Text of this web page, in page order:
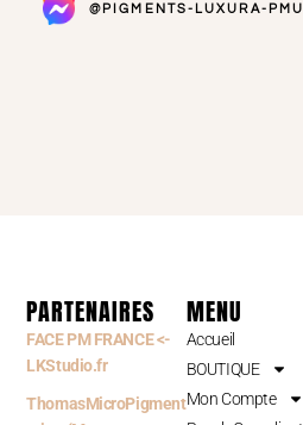
@PIGMENTS-LUXURA-PMU
PARTENAIRES
FACE PM FRANCE <-
LKStudio.fr
ThomasMicroPigment
MENU
Accueil
BOUTIQUE
Mon Compte